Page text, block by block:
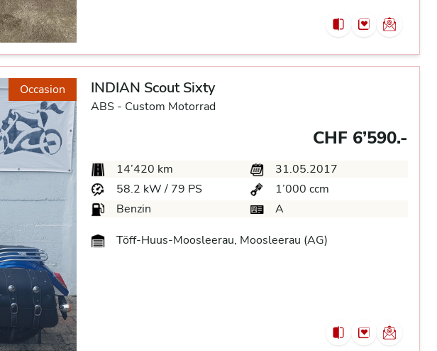
Occasion INDIAN Scout Sixty
ABS - Custom Motorrad
CHF 6’590.-
14’420 km
31.05.2017
58.2 kW / 79 PS
1’000 ccm
Benzin
A
Töff-Huus-Moosleerau, Moosleerau (AG)